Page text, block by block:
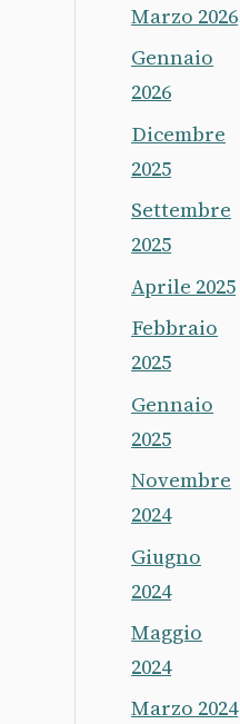
Marzo 2026
Gennaio
2026
Dicembre
2025
Settembre
2025
Aprile 2025
Febbraio
2025
Gennaio
2025
Novembre
2024
Giugno
2024
Maggio
2024
Marzo 2024